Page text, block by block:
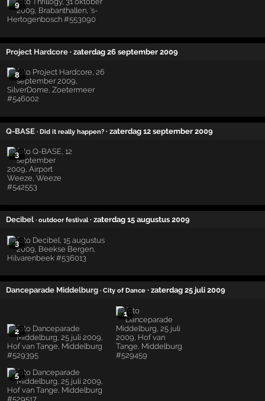
9
Project Hardcore · zaterdag 26 september 2009
8
Q-BASE · Did it really happen? · zaterdag 12 september 2009
3
Decibel · outdoor festival · zaterdag 15 augustus 2009
3
Danceparade Middelburg · City of Dance · zaterdag 25 juli 2009
2
1
5